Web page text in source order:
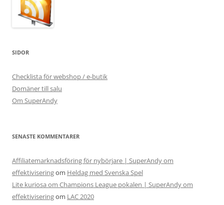
SIDOR
Checklista för webshop / e-butik
Domäner till salu
Om SuperAndy
SENASTE KOMMENTARER
Affiliatemarknadsföring för nybörjare | SuperAndy om
effektiviseringom Heldag med Svenska Spel
Lite kuriosa om Champions League pokalen | SuperAndy om
effektiviseringom LAC 2020